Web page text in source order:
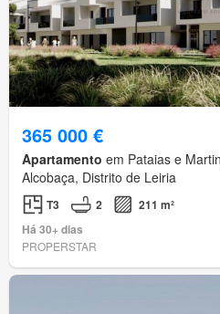
365 000 €
Apartamento em Pataias e
Alcobaça, Distrito de Leiria
T3 2
211 m²
Há 30+ dias
PROPERSTAR